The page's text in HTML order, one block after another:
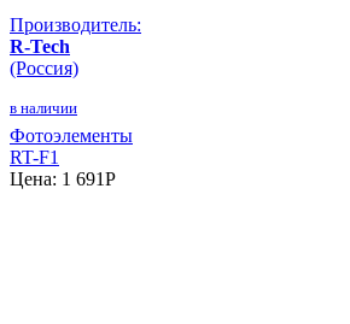
Производитель:
R-Tech
(Россия)
в наличии
Фотоэлементы
RT-F1
Цена: 1 691P